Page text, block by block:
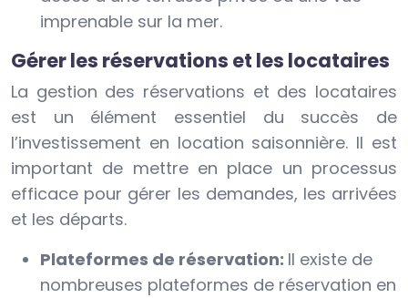
imprenable sur la mer.
Gérer les réservations et les locataires
La gestion des réservations et des locataires
est un élément essentiel du succès de
l’investissement en location saisonnière. Il est
important de mettre en place un processus
efficace pour gérer les demandes, les arrivées
et les départs.
Plateformes de réservation: Il existe de
nombreuses plateformes de réservation en